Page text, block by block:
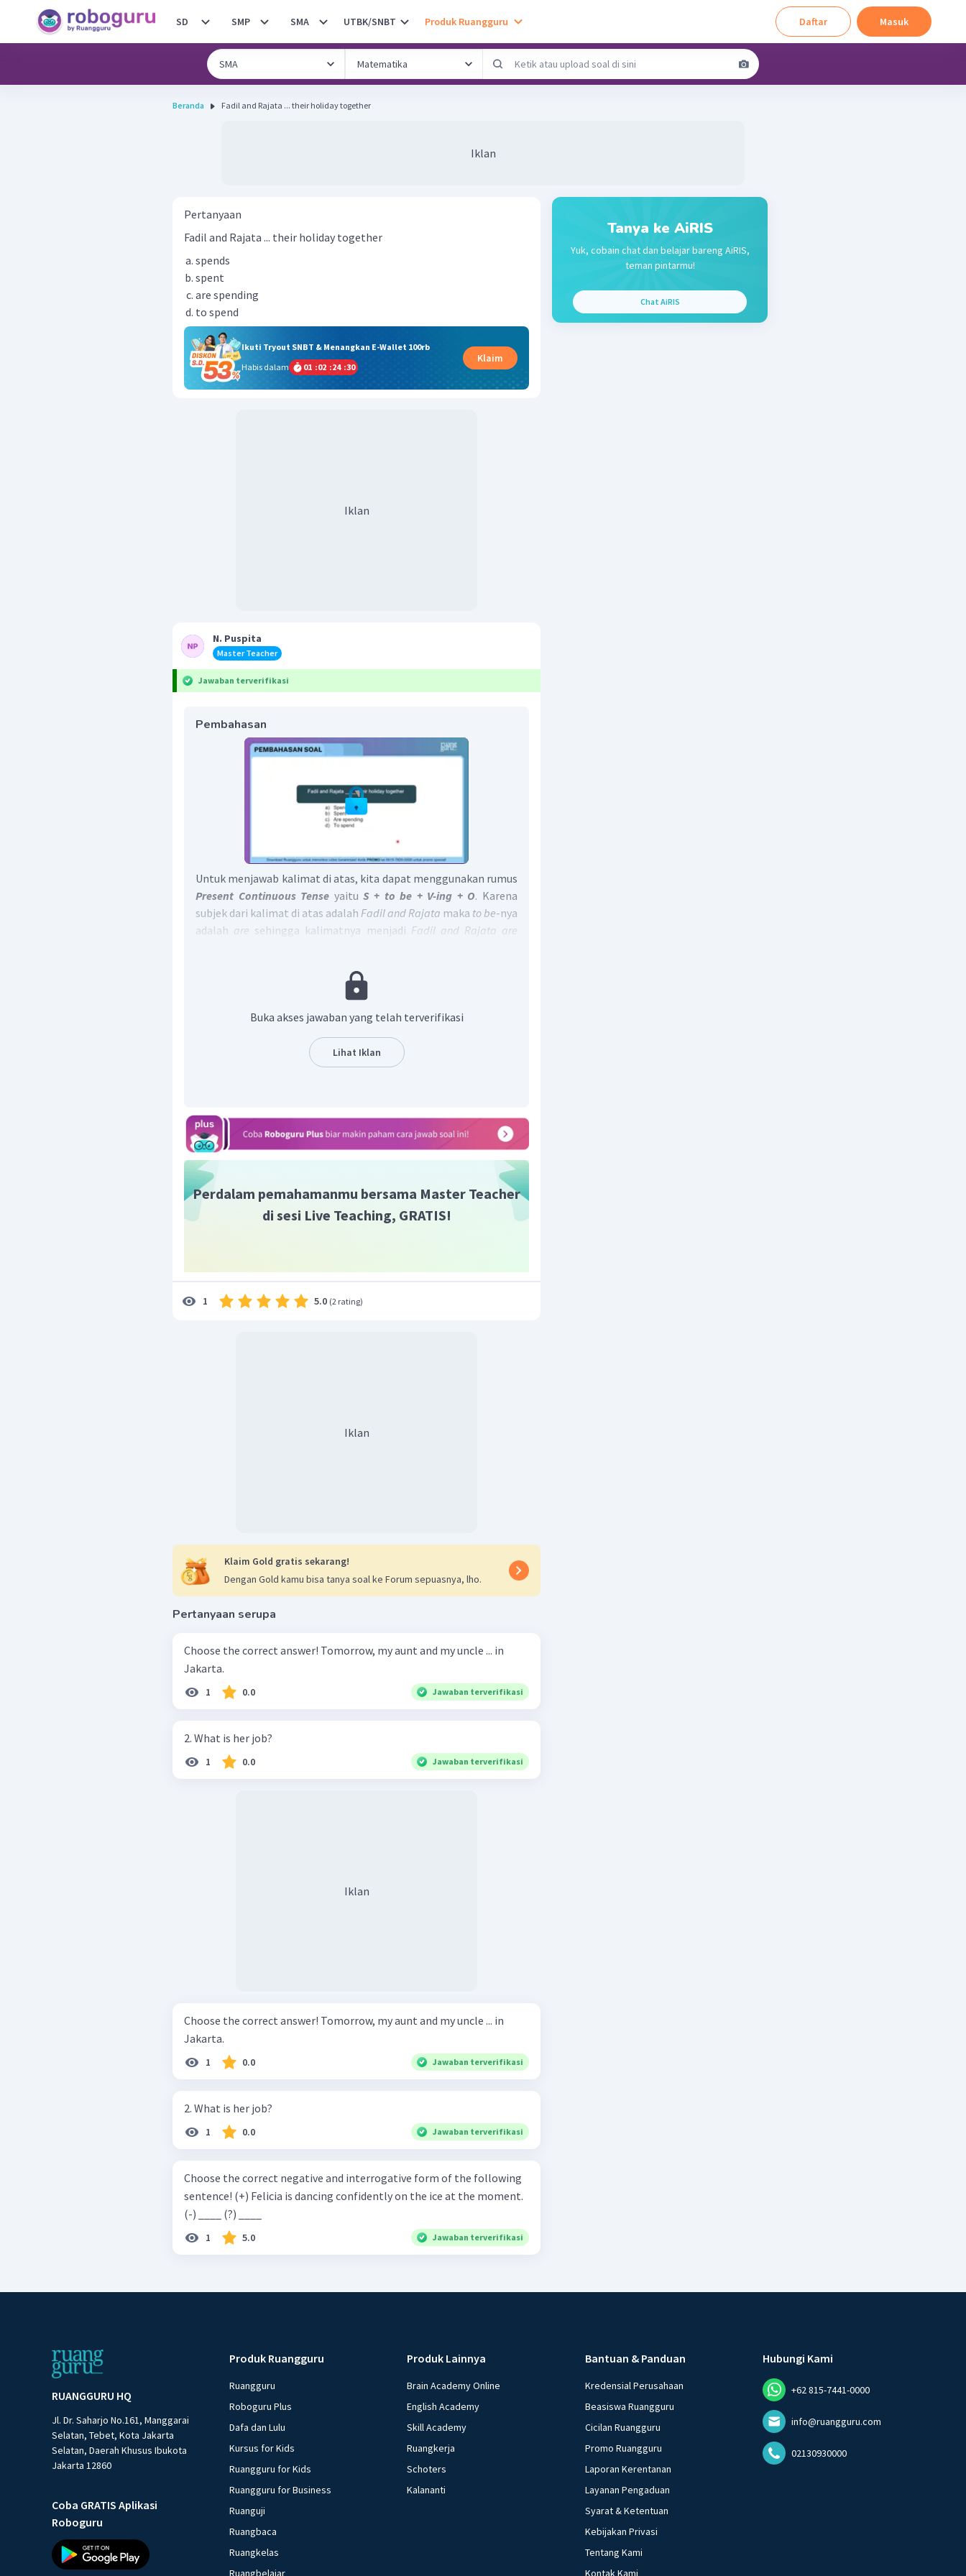
SD SMP SMA UTBK/SNBT Produk Ruangguru Daftar Masuk
Beranda Fadil and Rajata ... their holiday together
Iklan
Pertanyaan
Fadil and Rajata ... their holiday together
spends
spent
are spending
to spend
Ikuti Tryout SNBT & Menangkan E-Wallet 100rb
Habis dalam
01 :02 :24 :29
Klaim
Iklan
N. Puspita
Master Teacher
Jawaban terverifikasi
Pembahasan
Untuk menjawab kalimat di atas, kita dapat menggunakan rumus
Present Continuous Tense yaituS + to be + V-ing + O. Karena
subjek dari kalimat di atas adalah Fadil and Rajata maka to be-nya
adalah are sehingga kalimatnya menjadi Fadil and Rajata are
Buka akses jawaban yang telah terverifikasi
Lihat Iklan
Perdalam pemahamanmu bersama Master Teacher
di sesi Live Teaching, GRATIS!
1 5.0 (2 rating)
Iklan
Klaim Gold gratis sekarang!
Dengan Gold kamu bisa tanya soal ke Forum sepuasnya, lho.
Pertanyaan serupa
Choose the correct answer! Tomorrow, my aunt and my uncle ... in
Jakarta.
1 0.0 Jawaban terverifikasi
2. What is her job?
1 0.0 Jawaban terverifikasi
Iklan
Choose the correct answer! Tomorrow, my aunt and my uncle ... in
Jakarta.
1 0.0 Jawaban terverifikasi
2. What is her job?
1 0.0 Jawaban terverifikasi
Choose the correct negative and interrogative form of the following
sentence! (+) Felicia is dancing confidently on the ice at the moment.
(-) ____ (?) ____
1 5.0 Jawaban terverifikasi
Tanya ke AiRIS
Yuk, cobain chat dan belajar bareng AiRIS,
teman pintarmu!
Chat AiRIS
RUANGGURU HQ
Jl. Dr. Saharjo No.161, Manggarai
Selatan, Tebet, Kota Jakarta
Selatan, Daerah Khusus Ibukota
Jakarta 12860
Coba GRATIS Aplikasi
Roboguru
Produk Ruangguru
Ruangguru
Roboguru Plus
Dafa dan Lulu
Kursus for Kids
Ruangguru for Kids
Ruangguru for Business
Ruanguji
Ruangbaca
Ruangkelas
Ruangbelajar
Produk Lainnya
Brain Academy Online
English Academy
Skill Academy
Ruangkerja
Schoters
Kalananti
Bantuan & Panduan
Kredensial Perusahaan
Beasiswa Ruangguru
Cicilan Ruangguru
Promo Ruangguru
Laporan Kerentanan
Layanan Pengaduan
Syarat & Ketentuan
Kebijakan Privasi
Tentang Kami
Kontak Kami
Hubungi Kami
+62 815-7441-0000
info@ruangguru.com
02130930000